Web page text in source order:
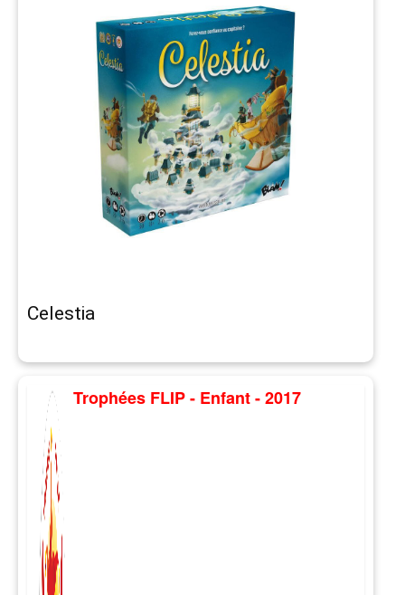
Celestia
Trophées FLIP - Enfant - 2017